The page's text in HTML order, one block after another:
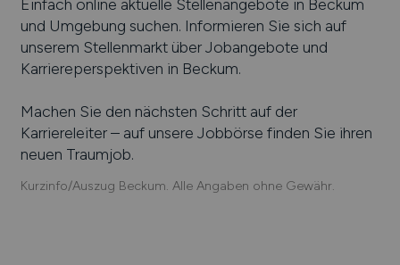
Einfach online aktuelle Stellenangebote in Beckum
und Umgebung suchen. Informieren Sie sich auf
unserem Stellenmarkt über Jobangebote und
Karriereperspektiven in Beckum.
Machen Sie den nächsten Schritt auf der
Karriereleiter – auf unsere Jobbörse finden Sie ihren
neuen Traumjob.
Kurzinfo/Auszug Beckum. Alle Angaben ohne Gewähr.